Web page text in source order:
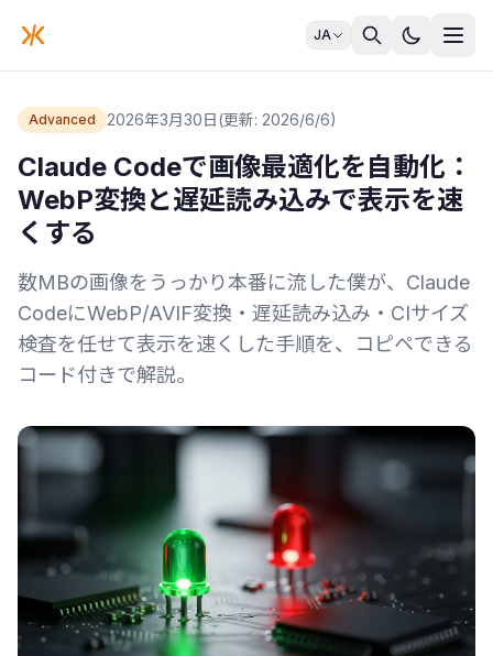
JA
Advanced 2026年3月30日(更新: 2026/6/6)
Claude Codeで画像最適化を自動化：
WebP変換と遅延読み込みで表示を速
くする
数MBの画像をうっかり本番に流した僕が、Claude
CodeにWebP/AVIF変換・遅延読み込み・CIサイズ
検査を任せて表示を速くした手順を、コピペできる
コード付きで解説。